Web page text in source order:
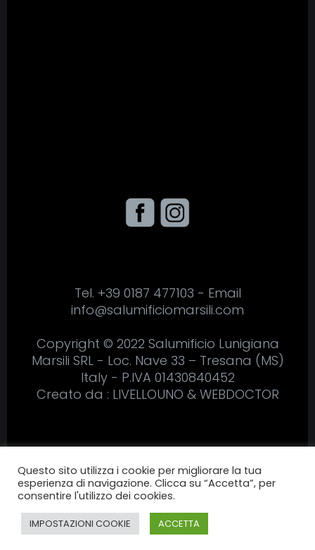
Tel. +39 0187 477103 - Email
info@salumificiomarsili.com
Copyright © 2022 Salumificio Lunigiana
Marsili SRL - Loc. Nave 33 – Tresana (MS)
Italy - P.IVA 01430840452
Creato da : LIVELLOUNO & WEBDOCTOR
Questo sito utilizza i cookie per migliorare la tua
esperienza di navigazione. Clicca su “Accetta”, per
consentire l'utilizzo dei cookies.
IMPOSTAZIONI COOKIE ACCETTA